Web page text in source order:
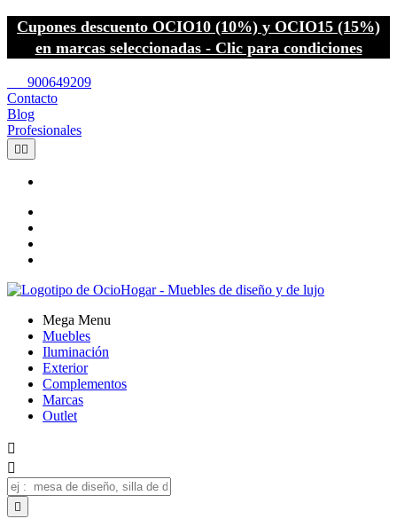
Cupones descuento OCIO10 (10%) y OCIO15 (15%)
en marcas seleccionadas - Clic para condiciones
900649209
Contacto
Blog
Profesionales
 
Mega Menu
Muebles
Iluminación
Exterior
Complementos
Marcas
Outlet


